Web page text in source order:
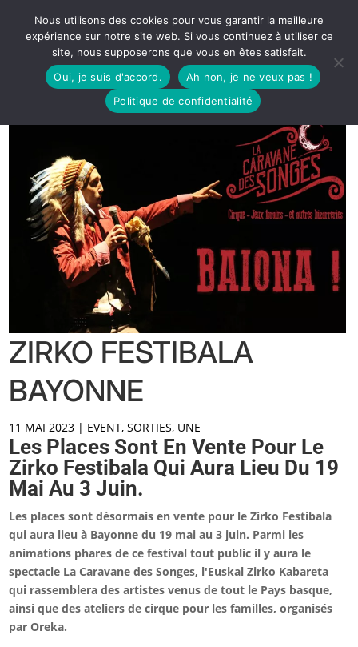
ZIRKO FESTIBALA
BAYONNE
11 MAI 2023 | EVENT,SORTIES, UNE
Les Places Sont En Vente Pour Le
Zirko Festibala Qui Aura Lieu Du 19
Mai Au 3 Juin.
Les places sont désormais en vente pour le Zirko Festibala
qui aura lieu à Bayonne du 19 mai au 3 juin. Parmi les
animations phares de ce festival tout public il y aura le
spectacle La Caravane des Songes, l'Euskal Zirko Kabareta
qui rassemblera des artistes venus de tout le Pays basque,
ainsi que des ateliers de cirque pour les familles, organisés
par Oreka.
Nous utilisons des cookies pour vous garantir la meilleure
expérience sur notre site web. Si vous continuez à utiliser ce
site, nous supposerons que vous en êtes satisfait.
Oui, je suis d'accord.
Ah non, je ne veux pas !
Politique de confidentialité